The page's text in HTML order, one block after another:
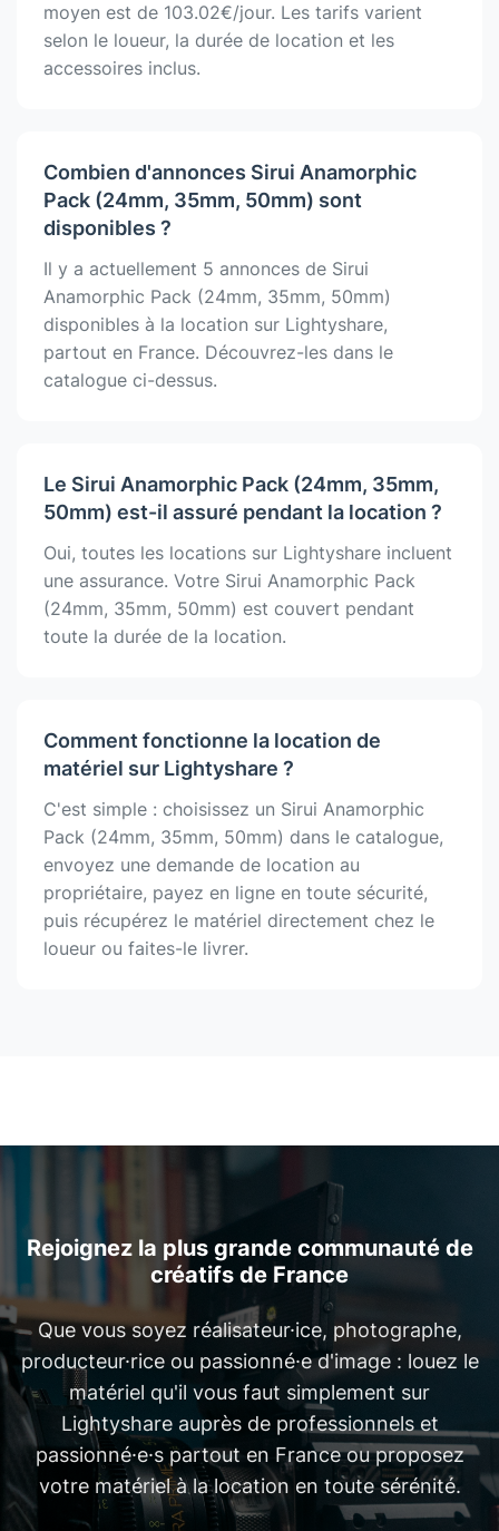
moyen est de 103.02€/jour. Les tarifs varient
selon le loueur, la durée de location et les
accessoires inclus.
Combien d'annonces Sirui Anamorphic
Pack (24mm, 35mm, 50mm) sont
disponibles ?
Il y a actuellement 5 annonces de Sirui
Anamorphic Pack (24mm, 35mm, 50mm)
disponibles à la location sur Lightyshare,
partout en France. Découvrez-les dans le
catalogue ci-dessus.
Le Sirui Anamorphic Pack (24mm, 35mm,
50mm) est-il assuré pendant la location ?
Oui, toutes les locations sur Lightyshare incluent
une assurance. Votre Sirui Anamorphic Pack
(24mm, 35mm, 50mm) est couvert pendant
toute la durée de la location.
Comment fonctionne la location de
matériel sur Lightyshare ?
C'est simple : choisissez un Sirui Anamorphic
Pack (24mm, 35mm, 50mm) dans le catalogue,
envoyez une demande de location au
propriétaire, payez en ligne en toute sécurité,
puis récupérez le matériel directement chez le
loueur ou faites-le livrer.
Rejoignez la plus grande communauté de
créatifs de France
Que vous soyez réalisateur·ice, photographe,
producteur·rice ou passionné·e d'image : louez le
matériel qu'il vous faut simplement sur
Lightyshare auprès de professionnels et
passionné·e·s partout en France ou proposez
votre matériel à la location en toute sérénité.